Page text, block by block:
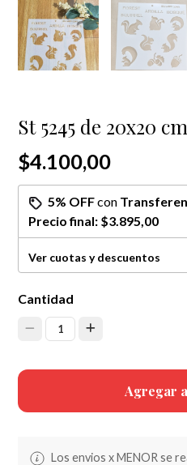
St 5245 de 20x20
$4.100,00
5% OFFcon
Precio final: $3.895,00
Ver cuotas y descuentos
Cantidad
1
Agregar
Los envios x MENOR se